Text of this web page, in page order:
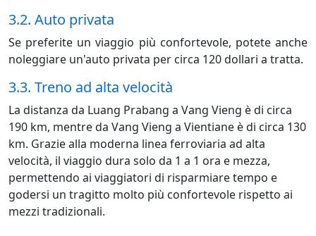
3.2. Auto privata
Se preferite un viaggio più confortevole, potete anche
noleggiare un'auto privata per circa 120 dollari a tratta.
3.3. Treno ad alta velocità
La distanza da Luang Prabang a Vang Vieng è di circa
190 km, mentre da Vang Vieng a Vientiane è di circa 130
km. Grazie alla moderna linea ferroviaria ad alta
velocità, il viaggio dura solo da 1 a 1 ora e mezza,
permettendo ai viaggiatori di risparmiare tempo e
godersi un tragitto molto più confortevole rispetto ai
mezzi tradizionali.